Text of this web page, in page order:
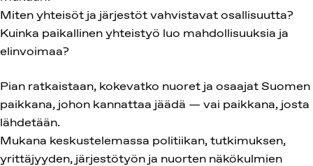
Miten yhteisöt ja järjestöt vahvistavat osallisuutta?
Kuinka paikallinen yhteistyö luo mahdollisuuksia ja
elinvoimaa?
Pian ratkaistaan, kokevatko nuoret ja osaajat Suomen
paikkana, johon kannattaa jäädä — vai paikkana, josta
lähdetään.
Mukana keskustelemassa politiikan, tutkimuksen,
yrittäjyyden, järjestötyön ja nuorten näkökulmien